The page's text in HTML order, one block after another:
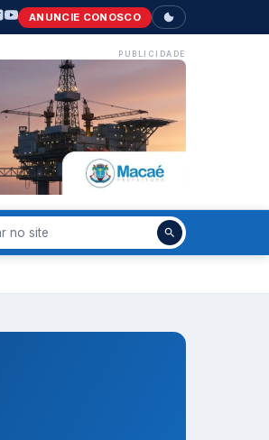
ANUNCIE CONOSCO
PUBLICIDADE